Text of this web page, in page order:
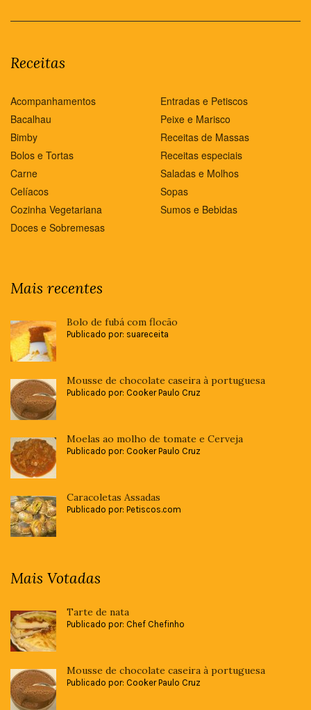
Receitas
Acompanhamentos
Bacalhau
Bimby
Bolos e Tortas
Carne
Celíacos
Cozinha Vegetariana
Doces e Sobremesas
Entradas e Petiscos
Peixe e Marisco
Receitas de Massas
Receitas especiais
Saladas e Molhos
Sopas
Sumos e Bebidas
Mais recentes
Bolo de fubá com flocão
Publicado por: suareceita
Mousse de chocolate caseira à portuguesa
Publicado por: Cooker Paulo Cruz
Moelas ao molho de tomate e Cerveja
Publicado por: Cooker Paulo Cruz
Caracoletas Assadas
Publicado por: Petiscos.com
Mais Votadas
Tarte de nata
Publicado por: Chef Chefinho
Mousse de chocolate caseira à portuguesa
Publicado por: Cooker Paulo Cruz